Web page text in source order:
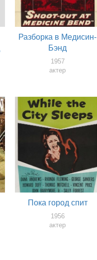
Разборка в Медисин-
Бэнд
1957
актер
Пока город спит
1956
актер